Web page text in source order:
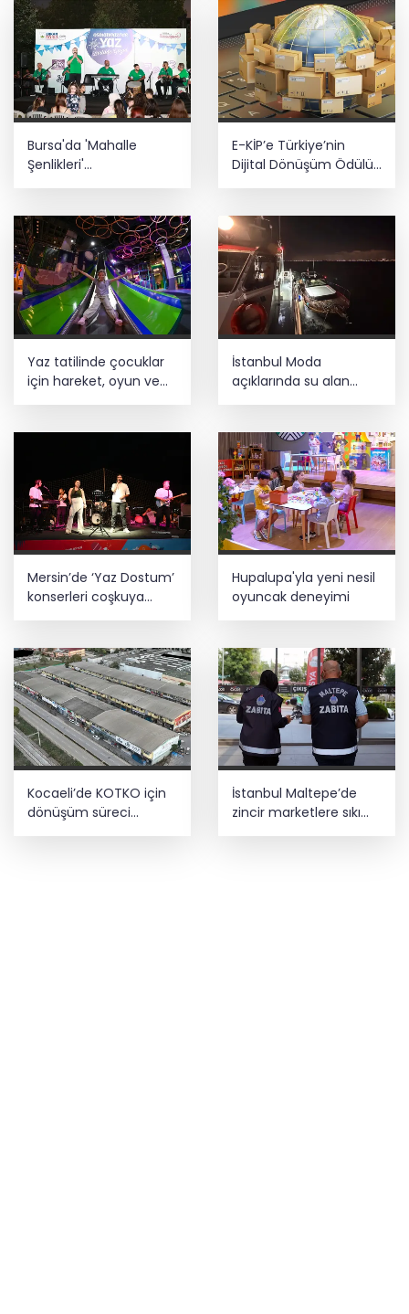
Bursa'da 'Mahalle
Şenlikleri'
Osmangazilileri
E-KİP’e Türkiye’nin
Dijital Dönüşüm Ödülü...
Kamu kategorisinde
Yaz tatilinde çocuklar
için hareket, oyun ve
İstanbul Moda
açıklarında su alan
Mersin’de ‘Yaz Dostum’
konserleri coşkuya
Hupalupa'yla yeni nesil
oyuncak deneyimi
Kocaeli’de KOTKO için
dönüşüm süreci
başladı
İstanbul Maltepe’de
zincir marketlere sıkı
denetim